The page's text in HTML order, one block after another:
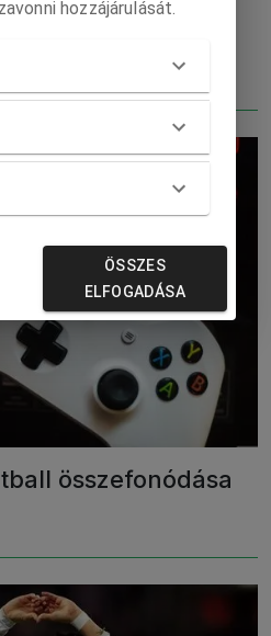
összefonódása
összefonódása
hozzájárulását.
ÖSSZES
ELFOGADÁSA